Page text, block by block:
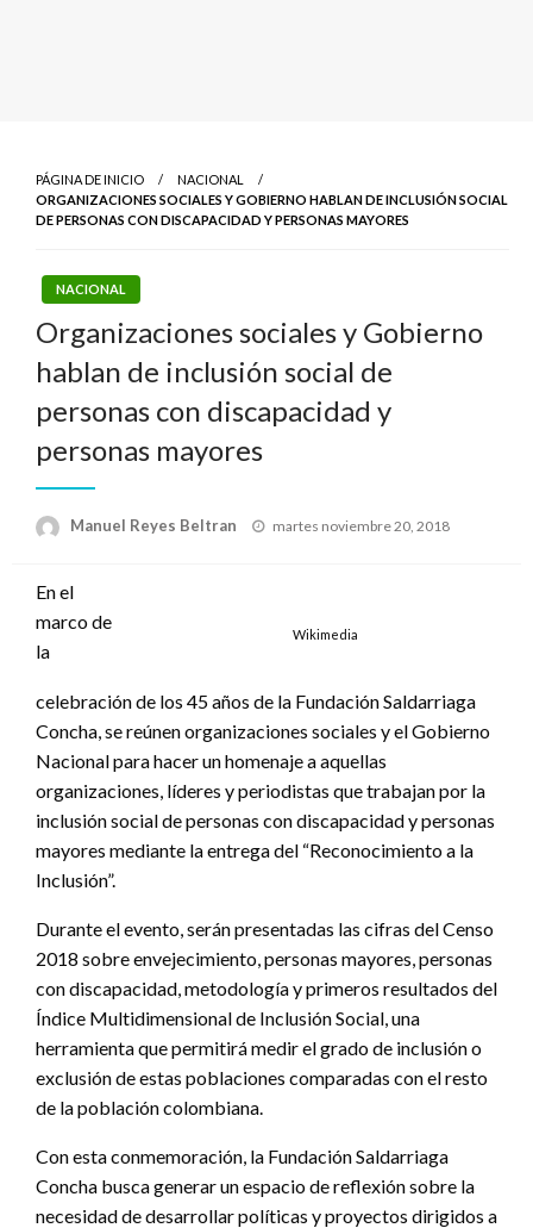
PÁGINA DE INICIO
NACIONAL
ORGANIZACIONES SOCIALES Y GOBIERNO HABLAN DE INCLUSIÓN SOCIAL
DE PERSONAS CON DISCAPACIDAD Y PERSONAS MAYORES
NACIONAL
Organizaciones sociales y Gobierno
hablan de inclusión social de
personas con discapacidad y
personas mayores
Manuel Reyes Beltran
Publicado
martes noviembre 20, 2018
Wikimedia
En el
marco de
la
celebración de los 45 años de la Fundación Saldarriaga
Concha, se reúnen organizaciones sociales y el Gobierno
Nacional para hacer un homenaje a aquellas
organizaciones, líderes y periodistas que trabajan por la
inclusión social de personas con discapacidad y personas
mayores mediante la entrega del “Reconocimiento a la
Inclusión”.
Durante el evento, serán presentadas las cifras del Censo
2018 sobre envejecimiento, personas mayores, personas
con discapacidad, metodología y primeros resultados del
Índice Multidimensional de Inclusión Social, una
herramienta que permitirá medir el grado de inclusión o
exclusión de estas poblaciones comparadas con el resto
de la población colombiana.
Con esta conmemoración, la Fundación Saldarriaga
Concha busca generar un espacio de reflexión sobre la
necesidad de desarrollar políticas y proyectos dirigidos a